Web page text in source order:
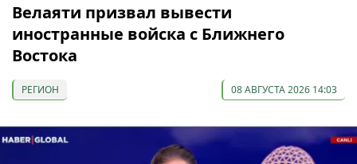
Велаяти призвал вывести
иностранные войска с Ближнего
Востока
РЕГИОН 08 АВГУСТА 2026 14:03